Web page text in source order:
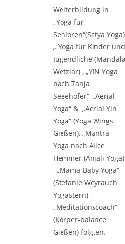
Weiterbildung in
„Yoga für
Senioren“(Satya
„ Yoga für Kinder und
Jugendliche“(Mandala
Wetzlar) , „YIN Yoga
nach Tanja
Seeehofer“, „Aerial
Yoga“ & „Aerial Yin
Yoga“ (Yoga Wings
Gießen), „Mantra-
Yoga nach Alice
Hemmer (Anjali Yoga)
, „Mama-Baby Yoga“
(Stefanie Weyrauch
Yogastern) ,
„Meditationscoach“
(Körper-balance
Gießen) folgten.